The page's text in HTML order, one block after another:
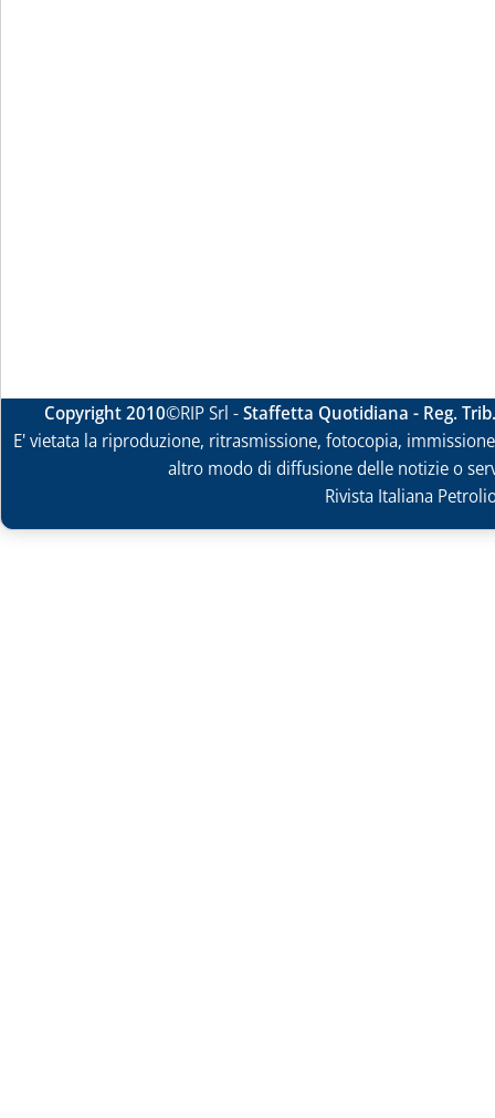
Copyright 2010©RIP Srl -Staffetta Quotidiana - Reg.
E' vietata la riproduzione, ritrasmissione, fotocopia,
altro modo di diffusione delle notizie o
Rivista Italiana